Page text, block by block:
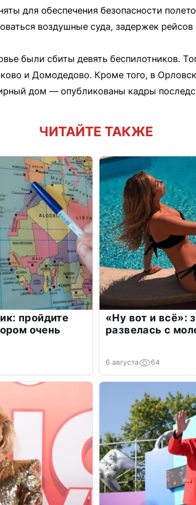
для обеспечения безопасности
воздушные суда, задержек рейсов
были сбиты девять беспилотников.
и Домодедово. Кроме того, в
дом — опубликованы кадры
ЧИТАЙТЕ ТАКЖЕ
пройдите
очень
«Ну вот и всё»:
развелась с
6 августа 64